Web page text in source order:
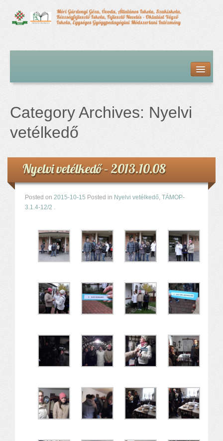
Hírfolyam
Alapdokumentumok
Intézményvezetői megbízás dokumentumai
Órarendek (2025/26. tanév)
Szakkörök
Tanév rendje
Középfokú beiskolázás a 2026-2027-ös tanévben
Alapítvány
Pedagógiai szakmai ellenőrzés
Gyermek- és ifjúságvédelem
Projektjeink
Digitális témahét 2016
EFOP-3.1.6
TÁMOP-3.1.4-12/2
Projektbeszámolók
Konfliktuskezelés
Mindennapos testnevelés
Dohányzás-megelőzés
Category Archives: Nyelvi
vetélkedő
Nyelvi vetélkedő – 2013.10.08
Posted on 2015-10-15 Posted in Nyelvi vetélkedő, TÁMOP-
3.1.4-12/2 .